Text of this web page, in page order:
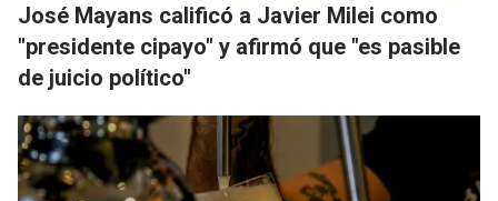
José Mayans calificó a Javier Milei como
"presidente cipayo" y afirmó que "es pasible
de juicio político"